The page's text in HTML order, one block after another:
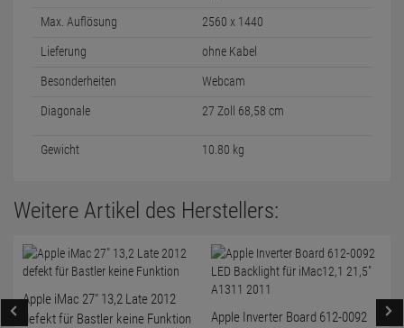
Max. Auflösung 2560 x 1440
Lieferung ohne Kabel
Besonderheiten Webcam
Diagonale 27 Zoll 68,58 cm
Gewicht 10.80 kg
Weitere Artikel des Herstellers:
Apple iMac 27" 13,2 Late 2012
defekt für Bastler keine Funktion
Apple Inverter Board 612-0092